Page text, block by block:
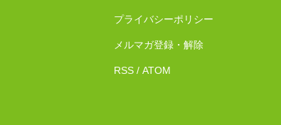
プライバシーポリシー
メルマガ登録・解除
RSS/ ATOM